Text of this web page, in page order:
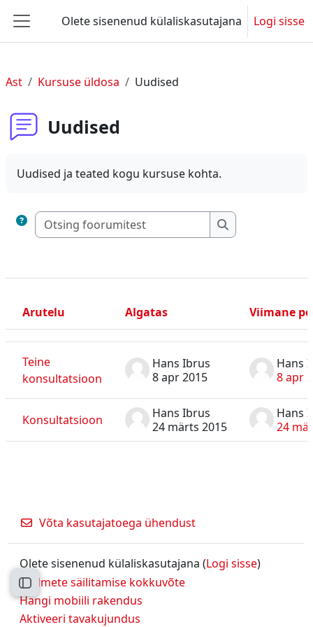
Küljepaneel
Olete sisenenud külaliskasutajana Logi sisse
Ava kursuse sisukord
Ast Kursuse üldosa Uudised
Uudised
Uudised ja teated kogu kursuse kohta.
Otsing foorumitest
Otsing
Olek
Arutelu Algatas Viimane
Teine
konsultatsioon
Hans Ibrus
8 apr 2015
Hans
8 apr
Konsultatsioon
Hans Ibrus
24 märts 2015
Hans
24
Võta kasutajatoega ühendust
Olete sisenenud külaliskasutajana (Logi sisse)
Andmete säilitamise kokkuvõte
Hangi mobiili rakendus
Aktiveeri tavakujundus